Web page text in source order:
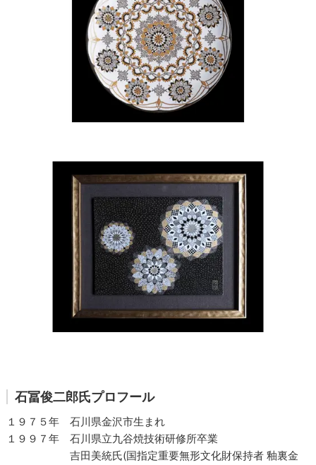
石冨俊二郎氏プロフール
１９７５年 石川県金沢市生まれ
１９９７年 石川県立九谷焼技術研修所卒業
吉田美統氏(国指定重要無形文化財保持者 釉裏金